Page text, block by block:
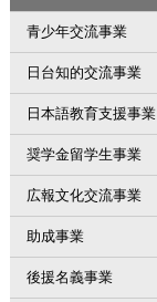
青少年交流事業
日台知的交流事業
日本語教育支援事業
奨学金留学生事業
広報文化交流事業
助成事業
後援名義事業